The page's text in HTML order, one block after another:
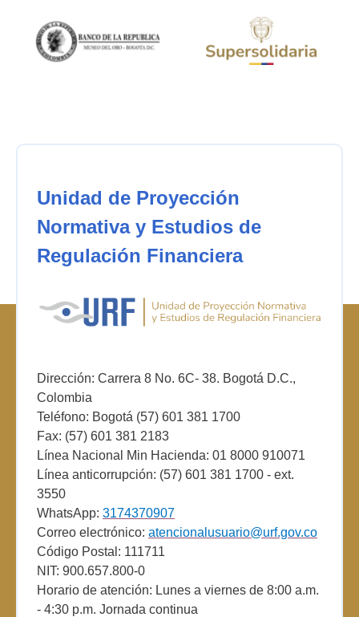
Unidad de Proyección
Normativa y Estudios de
Regulación Financiera
Dirección: Carrera 8 No. 6C- 38. Bogotá D.C.,
Colombia
Teléfono: Bogotá (57) 601 381 1700
Fax: (57) 601 381 2183
Línea Nacional Min Hacienda: 01 8000 910071
Línea anticorrupción: (57) 601 381 1700 - ext.
3550
WhatsApp: 3174370907
Correo electrónico: atencionalusuario@urf.gov.co
Código Postal: 111711
NIT: 900.657.800-0
Horario de atención: Lunes a viernes de 8:00 a.m.
- 4:30 p.m. Jornada continua